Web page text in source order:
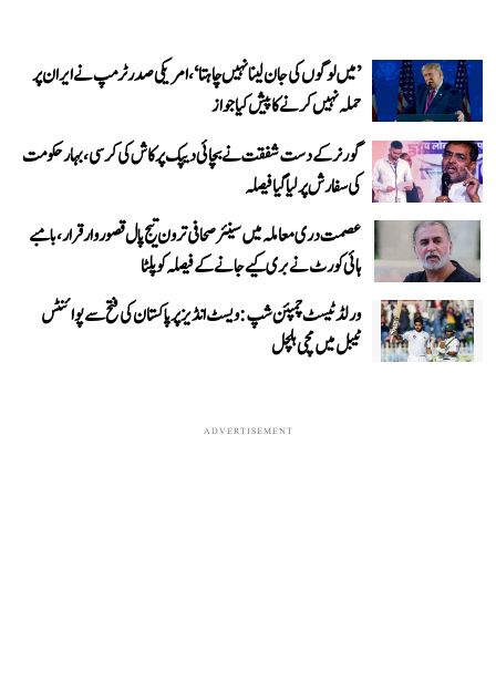
’میں لوگوں کی جان لینا نہیں چاہتا‘، امریکی صدر ٹرمپ نے ایران پر
حملہ نہیں کرنے کا پیش کیا جواز
گورنر کے دست شفقت نے بچائی دیپک پرکاش کی کرسی، بہار حکومت
کی سفارش پر لیا گیا فیصلہ
عصمت دری معاملہ میں سینئر صحافی ترون تیج پال قصوروار قرار، بامبے
ہائی کورٹ نے بری کیے جانے کے فیصلہ کو پلٹا
ورلڈ ٹیسٹ چمپئن شپ: ویسٹ انڈیز پر پاکستان کی فتح سے پوائنٹس
ٹیبل میں مچی ہلچل
ADVERTISEMENT